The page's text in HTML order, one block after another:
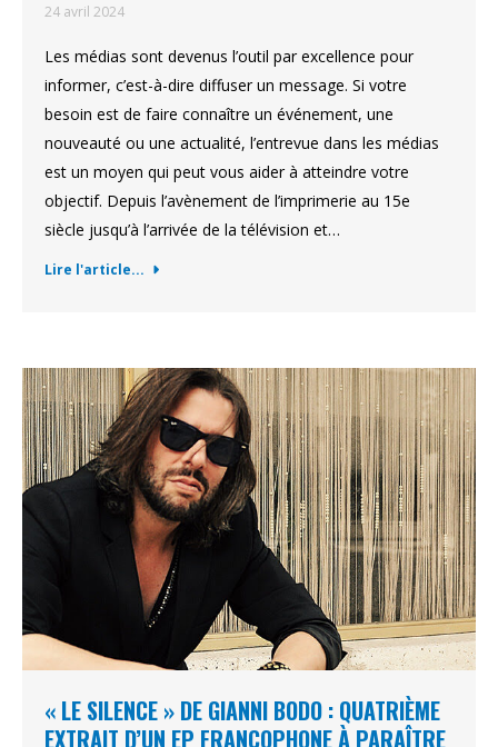
24 avril 2024
Les médias sont devenus l’outil par excellence pour
informer, c’est-à-dire diffuser un message. Si votre
besoin est de faire connaître un événement, une
nouveauté ou une actualité, l’entrevue dans les médias
est un moyen qui peut vous aider à atteindre votre
objectif. Depuis l’avènement de l’imprimerie au 15e
siècle jusqu’à l’arrivée de la télévision et…
Lire l'article...
« LE SILENCE » DE GIANNI BODO : QUATRIÈME
EXTRAIT D’UN EP FRANCOPHONE À PARAÎTRE